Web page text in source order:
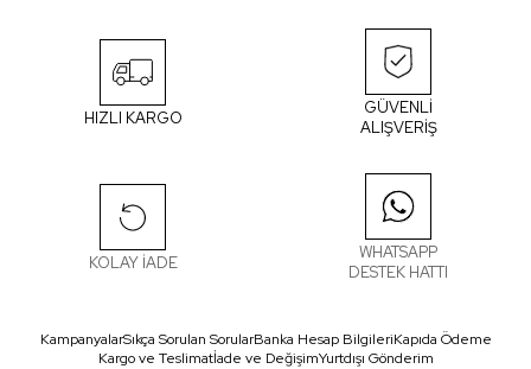
HIZLI KARGO
GÜVENLİ
ALIŞVERİŞ
KOLAY İADE
WHATSAPP
DESTEK HATTI
KampanyalarSıkça Sorulan SorularBanka Hesap BilgileriKapıda Ödeme
Kargo ve Teslimatİade ve DeğişimYurtdışı Gönderim